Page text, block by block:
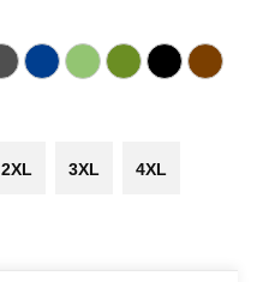
2XL 3XL 4XL